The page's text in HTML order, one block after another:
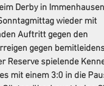
Derby in
wieder mit
Auftritt gegen den
gegen
Reserve spielende
mit einem 3:0 in die